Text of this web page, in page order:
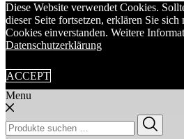
Diese Website verwendet Cookies.
dieser Seite fortsetzen, erklären Sie
Cookies einverstanden. Weitere
Datenschutzerklärung
ACCEPT
Menu
Suchen
nach: